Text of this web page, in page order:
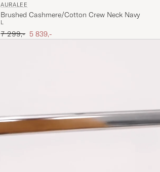
AURALEE
Brushed Cashmere/Cotton Crew Neck Navy
L
Ordinær pris
7 299,- Nedsatt pris
5 839,-